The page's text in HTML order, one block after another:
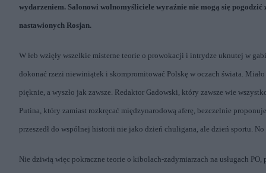
wydarzeniem. Salonowi wolnomyśliciele wyraźnie nie mogą się
nastawionych Rosjan.
W łeb wzięły wszelkie misterne teorie o prowokacji i intrydze uknutej w
dokonać rzezi niewiniątek i skompromitować Polskę w oczach świata.
pięknie, a wyszło jak zawsze. Redaktor Gadowski, który zawsze wie
Putina, który zamiast rozkręcać międzynarodową aferę, bezczelnie
przeszedł do wspólnej historii nie jako dzień chuligana, ale dzień sportu.
Nie dziwią więc pokraczne teorie o kibolach-zadymiarzach na usługach PO,